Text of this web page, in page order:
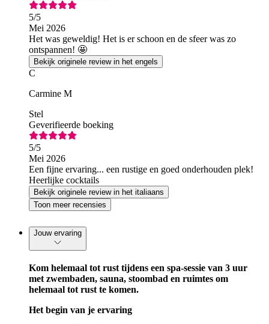
5/5
Mei 2026
Het was geweldig! Het is er schoon en de sfeer was zo
ontspannen! 🤩
Bekijk originele review in het engels
C
Carmine M
Stel
Geverifieerde boeking
5/5
Mei 2026
Een fijne ervaring... een rustige en goed onderhouden plek!
Heerlijke cocktails
Bekijk originele review in het italiaans
Toon meer recensies
Jouw ervaring
Kom helemaal tot rust tijdens een spa-sessie van 3 uur
met zwembaden, sauna, stoombad en ruimtes om
helemaal tot rust te komen.
Het begin van je ervaring